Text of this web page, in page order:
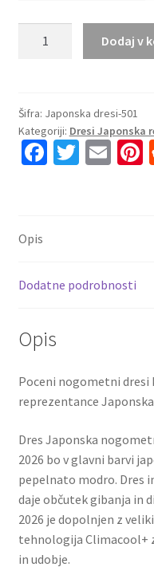
dresi
kompleti
reprezentance
2026
tiskom
Dodaj v
Šifra: Japonska dresi-501
Kategoriji: Dresi Japonska
Fa
k
T E
Opis
Dodatne podrobnosti
Opis
Poceni nogometni
reprezentance
Dres Japonska
2026 bo v glavni barvi
pepelnato modro. Dres
daje občutek gibanja in
2026 je dopolnjen z
tehnologija Climacool+
in udobje.